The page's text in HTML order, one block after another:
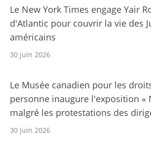
Le New York Times engage Yair
d'Atlantic pour couvrir la vie des
américains
30 juin 2026
Le Musée canadien pour les
personne inaugure l'exposition «
malgré les protestations des
30 juin 2026